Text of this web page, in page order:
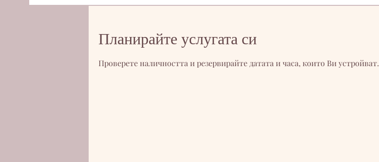
Планирайте услугата си
Проверете наличността и резервирайте датата и часа, които Ви устройват.